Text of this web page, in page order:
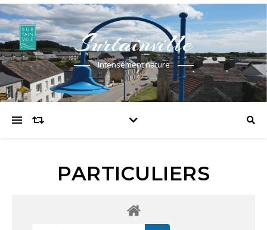
Surtainville
Intensément nature
PARTICULIERS